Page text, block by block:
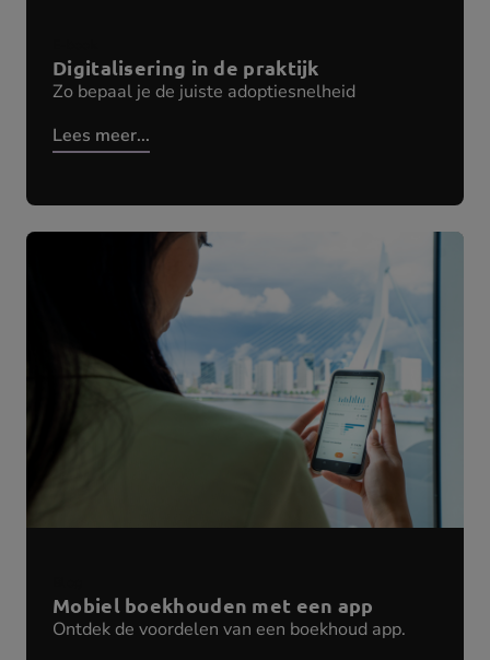
Digitalisering in de praktijk
Zo bepaal je de juiste adoptiesnelheid
Lees meer...
Mobiel boekhouden met een app
Ontdek de voordelen van een boekhoud app.